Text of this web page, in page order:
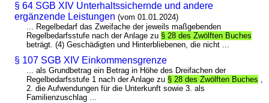
§ 64 SGB XIV Unterhaltssichernde und andere
ergänzende Leistungen (vom 01.01.2024)
... Regelbedarf das Zweifache der jeweils maßgebenden
Regelbedarfsstufe nach der Anlage zu § 28 des Zwölften Buches
beträgt. (4) Geschädigten und Hinterbliebenen, die nicht ...
§ 107 SGB XIV Einkommensgrenze
... als Grundbetrag ein Betrag in Höhe des Dreifachen der
Regelbedarfsstufe 1 nach der Anlage zu § 28 des Zwölften Buches ,
2. die Aufwendungen für die Unterkunft sowie 3. als
Familienzuschlag ...